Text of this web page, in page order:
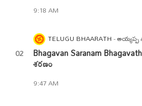
9:18 AM
TELUGU BHAARATH అయ్యప్ప
Bhagavan Saranam
శరణం
9:47 AM